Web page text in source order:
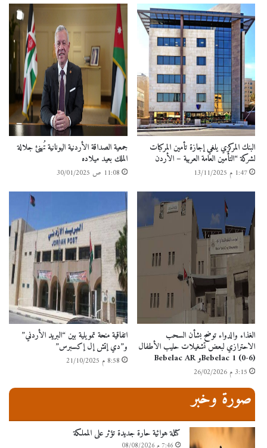
البنك المركزي يلغي إجازة تأمين المركبات
لشركة “التأمين العامة العربية – الأردن
1:47 م 13/11/2025
جمعية الصداقة الأردنية اليونانية تُهنئ جلالة
الملك بعيد ميلاده
11:08 ص 30/01/2025
الغذاء والدواء توضح بشأن السحب
الاحترازي لبعض تشغيلات حليب الأطفال
Bebelac 1 (0-6)و Bebelac AR
3:15 م 26/02/2026
اتفاقية منحة تمويلية بين “البريد الأردني”
و”دي إتش إل إكسبرس”
8:58 م 21/10/2025
صورة وخبر
كتلة هوائية حارة جديدة تؤثر على المملكة